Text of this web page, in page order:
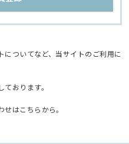
ついてなど、当サイトのご利用に
おります。
はこちらから。